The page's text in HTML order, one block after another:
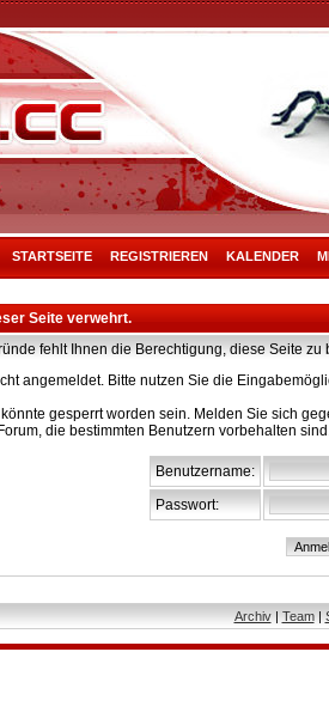
STARTSEITE REGISTRIEREN KALENDER
Seite verwehrt.
fehlt Ihnen die Berechtigung, diese Seite zu
angemeldet. Bitte nutzen Sie die
könnte gesperrt worden sein. Melden Sie sich
die bestimmten Benutzern vorbehalten
Benutzername:
Passwort:
Archiv| Team|